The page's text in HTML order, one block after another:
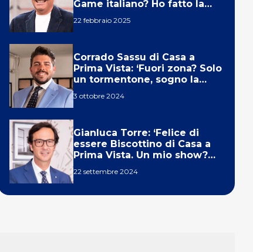
Game italiano? Ho fatto la
22 febbraio 2025
Corrado Sassu di Casa a
Prima Vista: ‘Fuori zona? Solo
un tormentone, sogno la
3 ottobre 2024
Gianluca Torre: ‘Felice di
essere Biscottino di Casa a
Prima Vista. Un mio show?
22 settembre 2024